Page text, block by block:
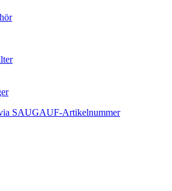
SAUGAUF-Artikelnummer